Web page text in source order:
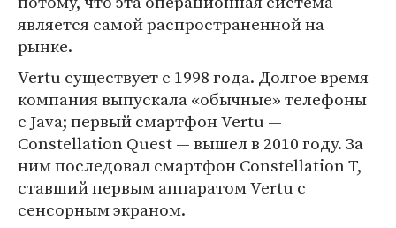
является самой распространенной на
рынке.
Vertu существует с 1998 года. Долгое время
компания выпускала «обычные» телефоны
с Java; первый смартфон Vertu —
Constellation Quest — вышел в 2010 году. За
ним последовал смартфон Constellation T,
ставший первым аппаратом Vertu с
сенсорным экраном.